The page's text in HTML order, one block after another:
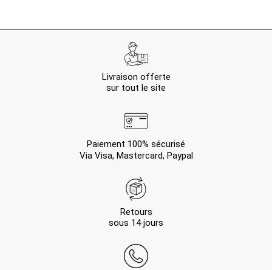
Livraison offerte
sur tout le site
Paiement 100% sécurisé
Via Visa, Mastercard, Paypal
Retours
sous 14 jours